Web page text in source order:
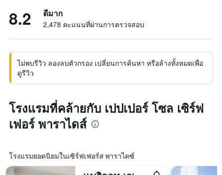
8.2 ดีมาก
2,478 คะแนนที่ผ่านการตรวจสอบ
ไม่พบรีวิว ลองลบตัวกรอง เปลี่ยนการค้นหา หรือล้างทั้งหมดเพื่อ
ดูรีวิว
โรงแรมที่คล้ายกับ เปปเปอร์ โซล เซิร์ฟ
เฟอร์ พาราไดส์
โรงแรมยอดนิยมในเซิร์ฟเฟอร์ส พาราไดซ์